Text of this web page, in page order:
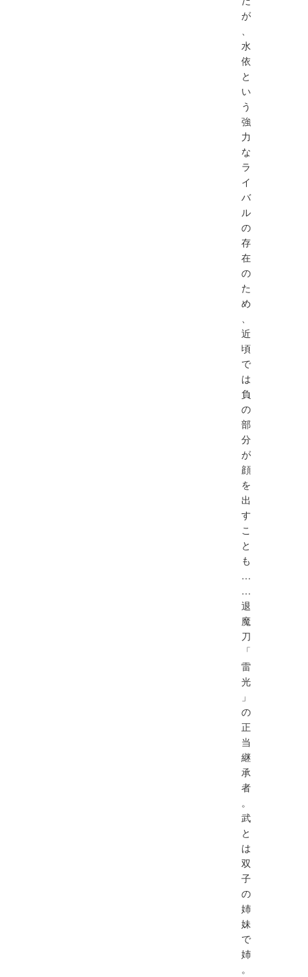
が
、
水
依
と
い
う
強
力
な
ラ
イ
バ
ル
の
存
在
の
た
め
、
近
頃
で
は
負
の
部
分
が
顔
を
出
す
こ
と
も
…
…
退
魔
刀
「
雷
光
」
の
正
当
継
承
者
。
武
と
は
双
子
の
姉
妹
で
姉
。